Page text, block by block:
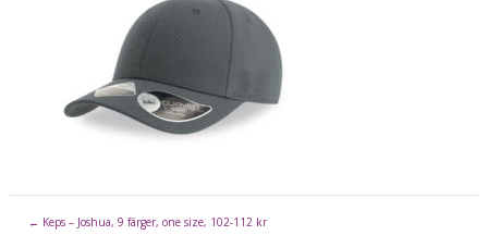
← Keps – Joshua, 9 färger, one size, 102-112 kr